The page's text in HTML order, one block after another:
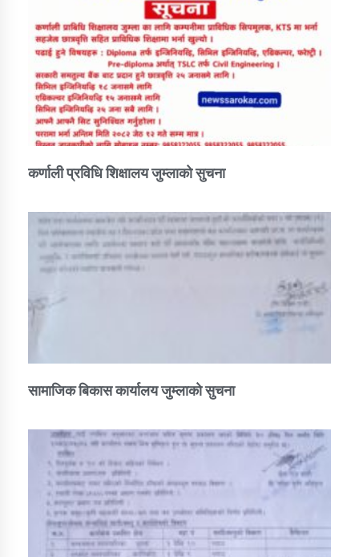
कर्णाली प्रविधि शिक्षालय जुम्लाको सुचना
सामाजिक बिकास कार्यालय जुम्लाकाे सुचना